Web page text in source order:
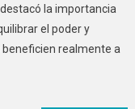
la importancia
el poder y
realmente a